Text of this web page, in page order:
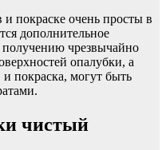
покраске очень просты в
дополнительное
получению чрезвычайно
опалубки, а
покраска, могут быть
чистый